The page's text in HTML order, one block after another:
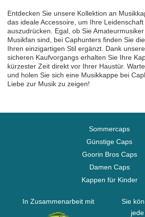
Entdecken Sie unsere Kollektion an
das ideale Accessoire, um Ihre
auszudrücken. Egal, ob Sie
Musikfan sind, bei Caphunters finden Sie
Ihren einzigartigen Stil ergänzt. Dank
sicheren Kaufvorgangs erhalten Sie Ihre
kürzester Zeit direkt vor Ihrer Haustür.
und holen Sie sich eine Musikkappe bei
Liebe zur Musik zu zeigen!
Sommercaps
Günstige Caps
Goorin Bros Caps
Damen Caps
Kappen für Kinder
In Zusammenarbeit mit
Sie